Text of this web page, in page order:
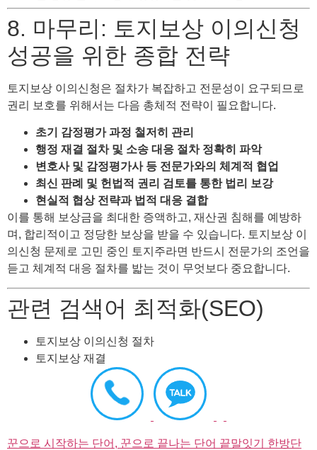
8. 마무리: 토지보상 이의신청
성공을 위한 종합 전략
토지보상 이의신청은 절차가 복잡하고 전문성이 요구되므로
권리 보호를 위해서는 다음 총체적 전략이 필요합니다.
초기 감정평가 과정 철저히 관리
행정 재결 절차 및 소송 대응 절차 정확히 파악
변호사 및 감정평가사 등 전문가와의 체계적 협업
최신 판례 및 헌법적 권리 검토를 통한 법리 보강
현실적 협상 전략과 법적 대응 결합
이를 통해 보상금을 최대한 증액하고, 재산권 침해를 예방하
며, 합리적이고 정당한 보상을 받을 수 있습니다. 토지보상 이
의신청 문제로 고민 중인 토지주라면 반드시 전문가의 조언을
듣고 체계적 대응 절차를 밟는 것이 무엇보다 중요합니다.
관련 검색어 최적화(SEO)
토지보상 이의신청 절차
토지보상 재결
꾼으로 시작하는 단어, 꾼으로 끝나는 단어 끝말잇기 한방단